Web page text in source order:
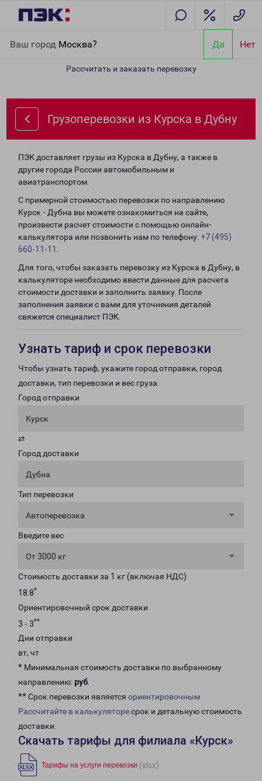
Ваш город Москва? Да Нет
Рассчитать и заказать перевозку
Грузоперевозки из Курска в Дубну
ПЭК доставляет грузы из Курска в Дубну, а также в
другие города России автомобильным и
авиатранспортом.
С примерной стоимостью перевозки по направлению
Курск - Дубна вы можете ознакомиться на сайте,
произвести расчет стоимости с помощью онлайн-
калькулятора или позвонить нам по телефону: +7 (495)
660-11-11
Для того, чтобы заказать перевозку из Курска в Дубну, в
калькуляторе необходимо ввести данные для расчета
стоимости доставки и заполнить заявку. После
заполнения заявки с вами для уточнения деталей
свяжется специалист ПЭК.
Узнать тариф и срок перевозки
Чтобы узнать тариф, укажите город отправки, город
доставки, тип перевозки и вес груза.
Город отправки
Курск
⇄
Город доставки
Дубна
Тип перевозки
Автоперевозка
Введите вес
От 3000 кг
Стоимость доставки за 1 кг (включая НДС)
18.8*
Ориентировочный срок доставки
3 - 3**
Дни отправки
вт, чт
* Минимальная стоимость доставки по выбранному
направлению: руб.
** Срок перевозки является ориентировочным
Рассчитайте в калькуляторесрок и детальную стоимость
доставки.
Скачать тарифы для филиала «Курск»
Тарифы на услуги перевозки (xlsx)